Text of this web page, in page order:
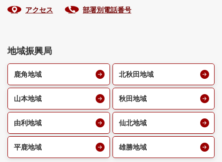
アクセス 部署別電話番号
地域振興局
鹿角地域 北秋田地域
山本地域 秋田地域
由利地域 仙北地域
平鹿地域 雄勝地域